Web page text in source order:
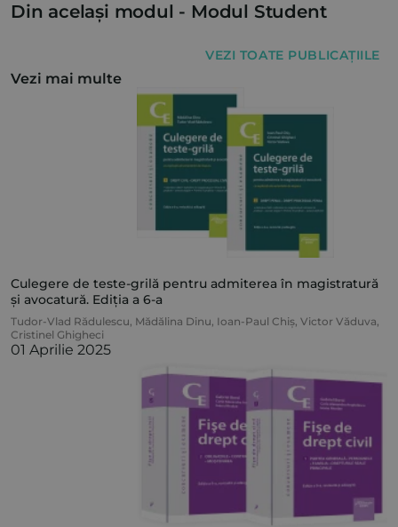
Din același modul - Modul Student
VEZI TOATE PUBLICAȚIILE
Vezi mai multe
Culegere de teste-grilă pentru admiterea în magistratură
și avocatură. Ediția a 6-a
Tudor-Vlad Rădulescu, Mădălina Dinu, Ioan-Paul Chiș, Victor Văduva,
Cristinel Ghigheci
01 Aprilie 2025